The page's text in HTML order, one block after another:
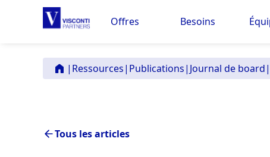
Offres Besoins
| Ressources| Publications| Journal de board|
Tous les articles